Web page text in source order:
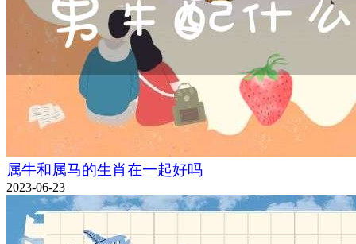
属牛和属马的生肖在一起好吗
2023-06-23